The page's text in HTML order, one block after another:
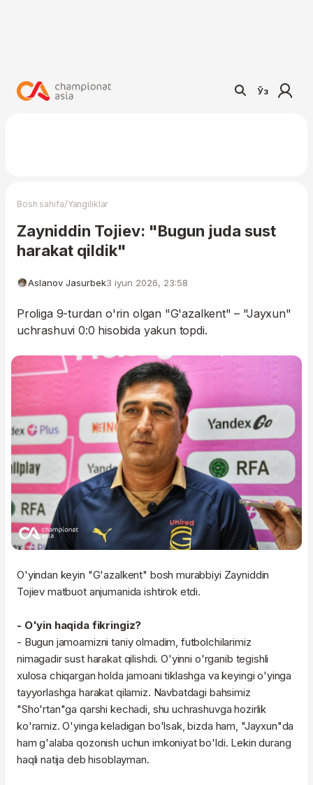
Ўз
Bosh sahifa/Yangiliklar
Zayniddin Tojiev: "Bugun juda sust
harakat qildik"
Aslanov Jasurbek3 iyun 2026, 23:58
Proliga 9-turdan o'rin olgan "G'azalkent" – "Jayxun"
uchrashuvi 0:0 hisobida yakun topdi.
O'yindan keyin "G'azalkent" bosh murabbiyi Zayniddin
Tojiev matbuot anjumanida ishtirok etdi.
- O'yin haqida fikringiz?
- Bugun jamoamizni taniy olmadim, futbolchilarimiz
nimagadir sust harakat qilishdi. O'yinni o'rganib tegishli
xulosa chiqargan holda jamoani tiklashga va keyingi o'yinga
tayyorlashga harakat qilamiz. Navbatdagi bahsimiz
"Sho'rtan"ga qarshi kechadi, shu uchrashuvga hozirlik
ko'ramiz. O'yinga keladigan bo'lsak, bizda ham, "Jayxun"da
ham g'alaba qozonish uchun imkoniyat bo'ldi. Lekin durang
haqli natija deb hisoblayman.